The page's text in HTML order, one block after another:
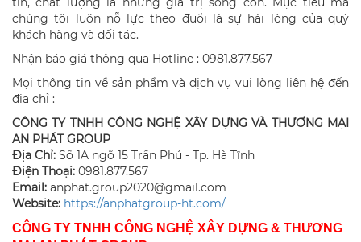
chúng tôi luôn nỗ lực theo đuổi là sự hài lòng của quý
khách hàng và đối tác.
Nhận báo giá thông qua Hotline : 0981.877.567
Mọi thông tin về sản phẩm và dịch vụ vui lòng liên hệ đến
địa chỉ :
CÔNG TY TNHH CÔNG NGHỆ XÂY DỰNG VÀ THƯƠNG MẠI
AN PHÁT GROUP
Địa Chỉ: Số 1A ngõ 15 Trần Phú - Tp. Hà Tĩnh
Điện Thoại: 0981.877.567
Email: anphat.group2020@gmail.com
​Website: https://anphatgroup-ht.com/
CÔNG TY TNHH CÔNG NGHỆ XÂY DỰNG & THƯƠNG